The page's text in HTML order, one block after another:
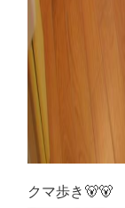
クマ歩き🐻🐻